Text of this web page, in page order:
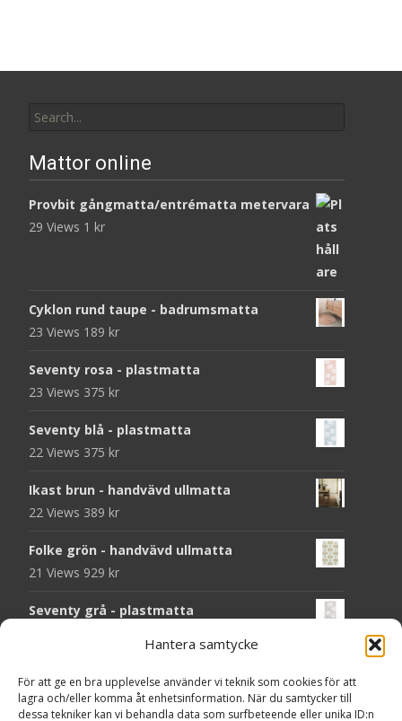
Hantera samtycke
För att ge en bra upplevelse använder vi teknik som cookies för att
lagra och/eller komma åt enhetsinformation. När du samtycker till
dessa tekniker kan vi behandla data som surfbeteende eller unika ID:n
for:
Mattor online
Provbit gångmatta/entrématta metervara
29 Views 1 kr
Cyklon rund taupe - badrumsmatta
23 Views 189 kr
Seventy rosa - plastmatta
23 Views 375 kr
Seventy blå - plastmatta
22 Views 375 kr
Ikast brun - handvävd ullmatta
22 Views 389 kr
Folke grön - handvävd ullmatta
21 Views 929 kr
Seventy grå - plastmatta
20 Views375kr